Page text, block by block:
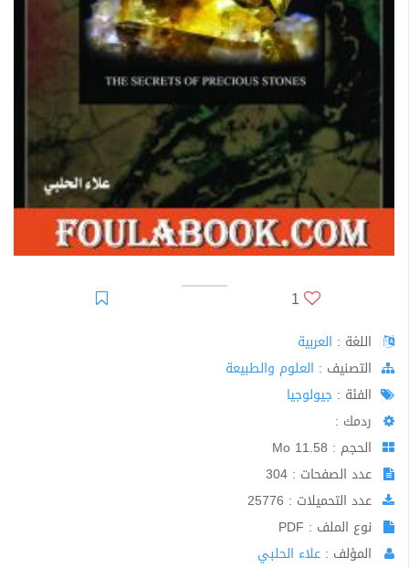
1
اللغة : العربية
اﻟﺘﺼﻨﻴﻒ : العلوم والطبيعة
الفئة : جيولوجيا
ردمك :
الحجم : 11.58 Mo
عدد الصفحات : 304
عدد التحميلات : 25776
نوع الملف : PDF
المؤلف : علاء الحلبي